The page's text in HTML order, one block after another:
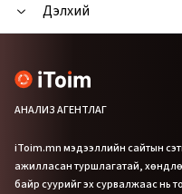
Дэлхий
АНАЛИЗ АГЕНТЛАГ
iToim.mn мэдээллийн сайтын
ажилласан туршлагатай,
байр суурийг эх сурвалжаас нь